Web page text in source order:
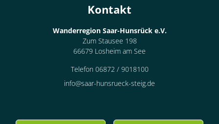
Kontakt
Wanderregion Saar-Hunsrück e.V.
Zum Stausee 198
66679 Losheim am See
Telefon 06872 / 9018100
info@saar-hunsrueck-steig.de